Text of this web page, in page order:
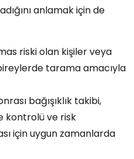
anlamak için de
riski olan kişilerveya
tarama amacıyla
bağışıklık takibi,
kontrolüve risk
için uygun zamanlarda